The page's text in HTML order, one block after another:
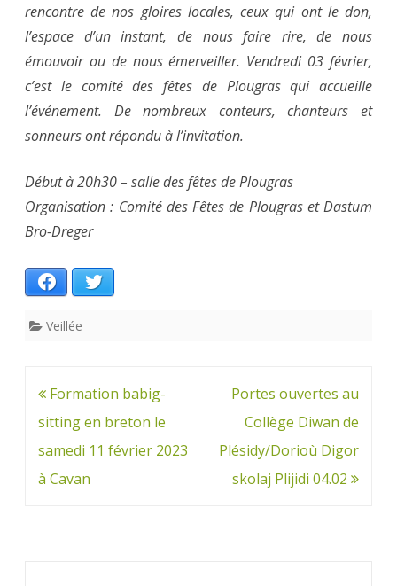
rencontre de nos gloires locales, ceux qui ont le don,
l’espace d’un instant, de nous faire rire, de nous
émouvoir ou de nous émerveiller. Vendredi 03 février,
c’est le comité des fêtes de Plougras qui accueille
l’événement. De nombreux conteurs, chanteurs et
sonneurs ont répondu à l’invitation.
Début à 20h30 – salle des fêtes de Plougras
Organisation : Comité des Fêtes de Plougras et Dastum
Bro-Dreger
Facebook
Veillée
Navigation
de
l’article
Formation babig-
sitting en breton le
samedi 11 février 2023
à Cavan
Portes ouvertes au
Collège Diwan de
Plésidy/Dorioù Digor
skolaj Plijidi 04.02